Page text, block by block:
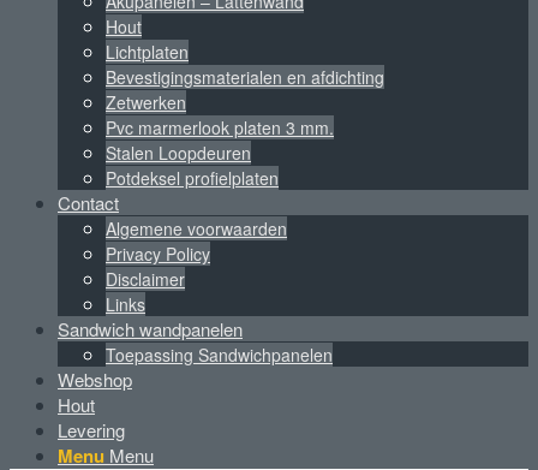
Hout
Lichtplaten
Bevestigingsmaterialen en afdichting
Zetwerken
Pvc marmerlook platen 3 mm.
Stalen Loopdeuren
Potdeksel profielplaten
Contact
Algemene voorwaarden
Privacy Policy
Disclaimer
Links
Sandwich wandpanelen
Toepassing Sandwichpanelen
Webshop
Hout
Levering
Menu Menu